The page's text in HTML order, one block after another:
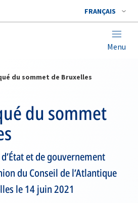
FRANÇAIS
Menu
du sommet de Bruxelles
du sommet
et de gouvernement
du Conseil de l’Atlantique
le 14 juin 2021